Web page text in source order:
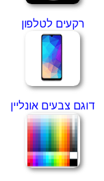
רקעים לטלפון
דוגם צבעים אונליין